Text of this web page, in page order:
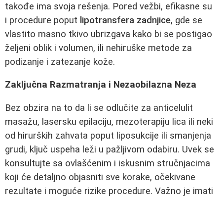
takođe ima svoja rešenja. Pored vežbi, efikasne su
i procedure poput lipotransfera zadnjice, gde se
vlastito masno tkivo ubrizgava kako bi se postigao
željeni oblik i volumen, ili nehiruške metode za
podizanje i zatezanje kože.
Zaključna Razmatranja i Nezaobilazna Neza
Bez obzira na to da li se odlučite za anticelulit
masažu, lasersku epilaciju, mezoterapiju lica ili neki
od hirurških zahvata poput liposukcije ili smanjenja
grudi, ključ uspeha leži u pažljivom odabiru. Uvek se
konsultujte sa ovlašćenim i iskusnim stručnjacima
koji će detaljno objasniti sve korake, očekivane
rezultate i moguće rizike procedure. Važno je imati